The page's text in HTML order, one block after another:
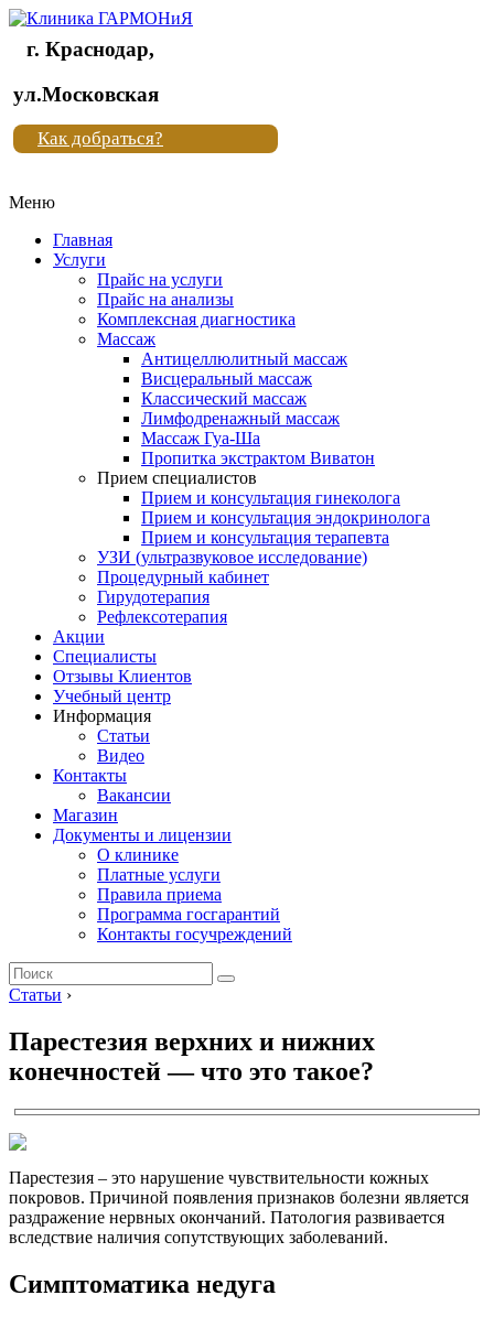
Клиника
"Новая
жизнь"
Клиника
жизнь"
г. Краснодар,
ул.Московская
Как добраться?
Меню
Главная
Услуги
Прайс на услуги
Прайс на анализы
Комплексная диагностика
Массаж
Антицеллюлитный массаж
Висцеральный массаж
Классический массаж
Лимфодренажный массаж
Массаж Гуа-Ша
Пропитка экстрактом Виватон
Прием специалистов
Прием и консультация гинеколога
Прием и консультация эндокринолога
Прием и консультация терапевта
УЗИ (ультразвуковое исследование)
Процедурный кабинет
Гирудотерапия
Рефлексотерапия
Акции
Специалисты
Отзывы Клиентов
Учебный центр
Информация
Статьи
Видео
Контакты
Вакансии
Магазин
Документы и лицензии
О клинике
Платные услуги
Правила приема
Программа госгарантий
Контакты госучреждений
Статьи ›
Парестезия верхних и нижних
конечностей — что это такое?
Парестезия – это нарушение чувствительности кожных
покровов. Причиной появления признаков болезни является
раздражение нервных окончаний. Патология развивается
вследствие наличия сопутствующих заболеваний.
Симптоматика недуга